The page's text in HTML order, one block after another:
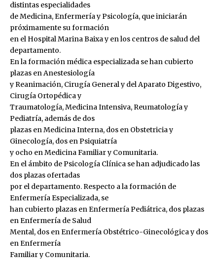
distintas especialidades
de Medicina, Enfermería y Psicología, que iniciarán
próximamente su formación
en el Hospital Marina Baixa y en los centros de salud del
departamento.
En la formación médica especializada se han cubierto
plazas en Anestesiología
y Reanimación, Cirugía General y del Aparato Digestivo,
Cirugía Ortopédica y
Traumatología, Medicina Intensiva, Reumatología y
Pediatría, además de dos
plazas en Medicina Interna, dos en Obstetricia y
Ginecología, dos en Psiquiatría
y ocho en Medicina Familiar y Comunitaria.
En el ámbito de Psicología Clínica se han adjudicado las
dos plazas ofertadas
por el departamento. Respecto a la formación de
Enfermería Especializada, se
han cubierto plazas en Enfermería Pediátrica, dos plazas
en Enfermería de Salud
Mental, dos en Enfermería Obstétrico-Ginecológica y dos
en Enfermería
Familiar y Comunitaria.